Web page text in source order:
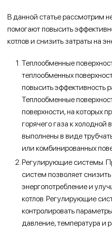
В данной статье рассмотрим
помогают повысить
котлов и снизить затраты на
Теплообменные
теплообменных
повысить эффективность
Теплообменные
поверхности, на которых
горячего газа к холодной
выполнены в виде
или комбинированных
Регулирующие системы.
систем позволяет
энергопотребление и
котлов. Регулирующие
контролировать
давление, температура и